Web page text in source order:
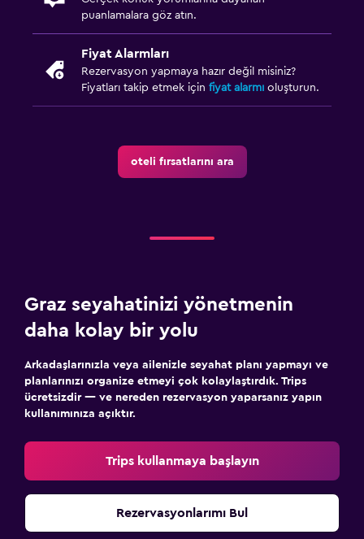
puanlamalara göz atın.
Fiyat Alarmları
Rezervasyon yapmaya hazır değil misiniz?
Fiyatları takip etmek için fiyat alarmı oluşturun.
oteli fırsatlarını ara
Graz seyahatinizi yönetmenin
daha kolay bir yolu
Arkadaşlarınızla veya ailenizle seyahat planı yapmayı ve
planlarınızı organize etmeyi çok kolaylaştırdık. Trips
ücretsizdir — ve nereden rezervasyon yaparsanız yapın
kullanımınıza açıktır.
Trips kullanmaya başlayın
Rezervasyonlarımı Bul